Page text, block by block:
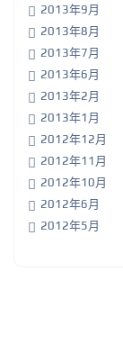
2013年9月
2013年8月
2013年7月
2013年6月
2013年2月
2013年1月
2012年12月
2012年11月
2012年10月
2012年6月
2012年5月